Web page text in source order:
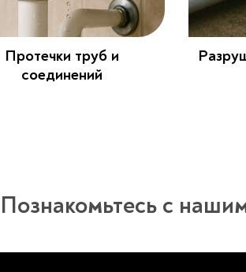
Протечки труб и
соединений
Познакомьтесь с